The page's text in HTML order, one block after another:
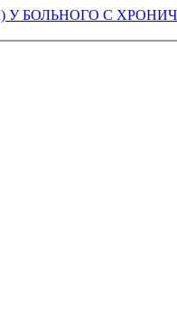
БОЛЬНОГО С